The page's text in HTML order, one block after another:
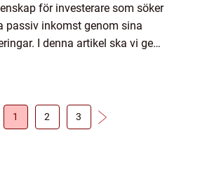
för investerare som söker
passiv inkomst genom sina
I denna artikel ska vi ge
1 2 3